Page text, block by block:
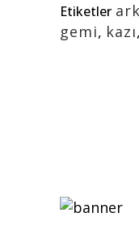
Etiketler
gemi, kazı,